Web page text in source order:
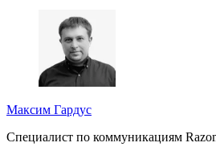
Максим Гардус
Специалист по коммуникациям